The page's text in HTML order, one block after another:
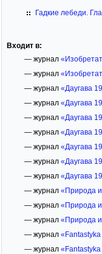
Гадкие лебеди.
Входит в:
— журнал
— журнал
— журнал «Даугава
— журнал «Даугава
— журнал «Даугава
— журнал «Даугава
— журнал «Даугава
— журнал «Даугава
— журнал «Даугава
— журнал «Природа
— журнал «Природа
— журнал «Природа
— журнал
— журнал